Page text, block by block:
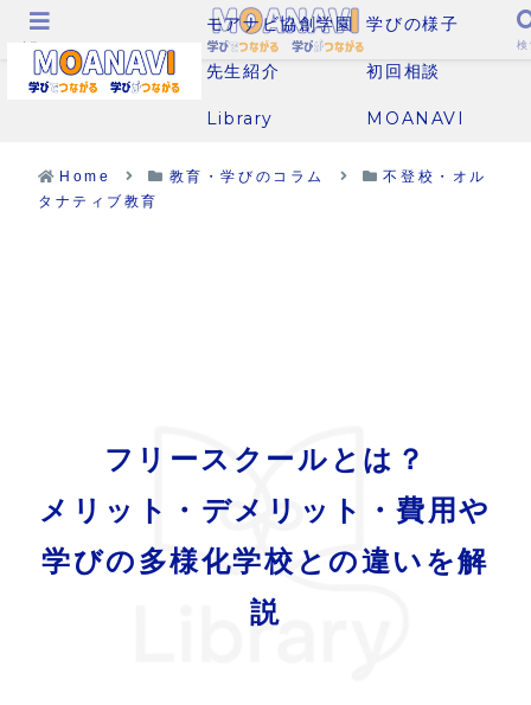
モアナビ協創学園 学びの様子
先生紹介 初回相談
Library MOANAVI
Home 教育・学びのコラム
不登校・オル
タナティブ教育
フリースクールとは？
メリット・デメリット・費用や
学びの多様化学校との違いを解
説
メニュー